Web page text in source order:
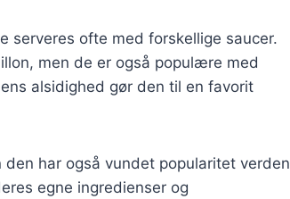
serveres ofte med forskellige saucer.
men de er også populære med
alsidighed gør den til en favorit
har også vundet popularitet verden
egne ingredienser og